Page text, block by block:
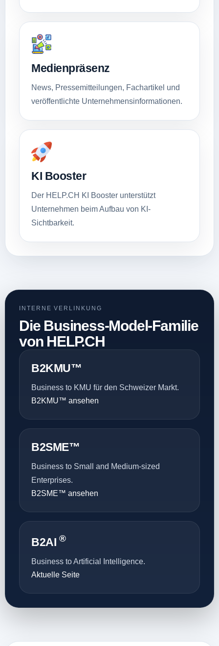
Medienpräsenz
News, Pressemitteilungen, Fachartikel und
veröffentlichte Unternehmensinformationen.
KI Booster
Der HELP.CH KI Booster unterstützt
Unternehmen beim Aufbau von KI-
Sichtbarkeit.
INTERNE VERLINKUNG
Die Business-Model-Familie
von HELP.CH
B2KMU™
Business to KMU für den Schweizer Markt.
B2KMU™ ansehen
B2SME™
Business to Small and Medium-sized
Enterprises.
B2SME™ ansehen
B2AI ®
Business to Artificial Intelligence.
Aktuelle Seite